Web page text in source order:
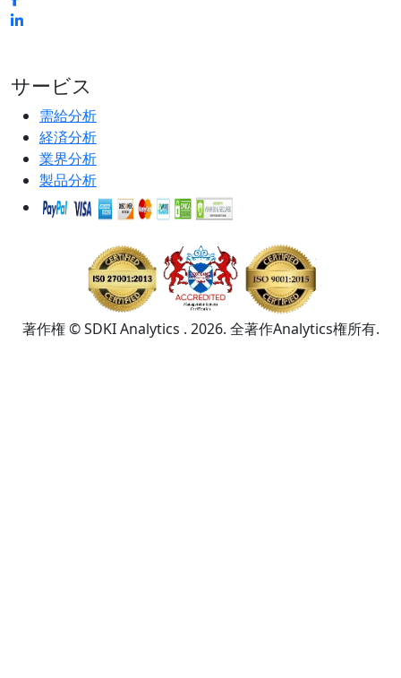
サービス
需給分析
経済分析
業界分析
製品分析
著作権 © SDKI Analytics . 2026. 全著作Analytics権所有.